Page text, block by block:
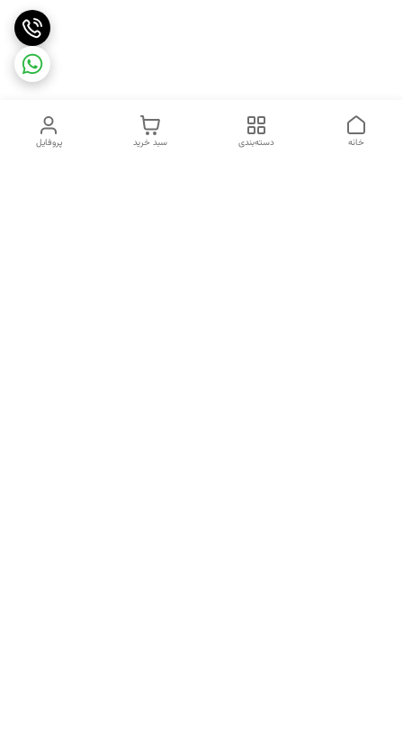
پروفایل سبد خرید دسته‌بندی خانه